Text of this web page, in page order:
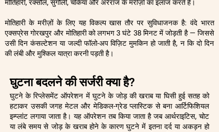
मोतिहारी, रक्सौल, सुगौली, चकिया और अरेराज के मरीज़ों का इलाज करते हैं।
मोतिहारी के मरीज़ों के लिए यह विकल्प खास तौर पर सुविधाजनक है: वंदे भारत
एक्सप्रेस गोरखपुर और मोतिहारी को लगभग 3 घंटे 38 मिनट में जोड़ती है — जिससे
उसी दिन कंसल्टेशन या जल्दी फॉलो-अप विज़िट मुमकिन हो जाती है, न कि दो दिन
की लंबी और मुश्किल यात्रा करनी पड़ती है।
घुटना बदलने की सर्जरी क्या है?
घुटने के रिप्लेसमेंट ऑपरेशन में घुटने के जोड़ की खराब या घिसी हुई सतह को
हटाकर उसकी जगह मेटल और मेडिकल-ग्रेड प्लास्टिक से बना आर्टिफिशियल
इम्प्लांट लगाया जाता है। यह ऑपरेशन तब किया जाता है जब आर्थराइटिस, चोट
या लंबे समय से जोड़ के खराब होने के कारण घुटने में इतना दर्द या अकड़न हो